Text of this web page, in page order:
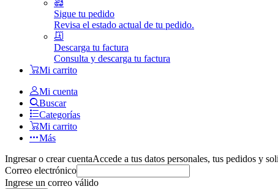
Sigue tu pedido
Revisa el estado actual de tu pedido.
Descarga tu factura
Consulta y descarga tu factura
Mi carrito
Mi cuenta
Buscar
Categorías
Mi carrito
Más
Ingresar o crear cuentaAccede a tus datos personales, tus pedidos y
Correo electrónico
Ingrese un correo válido